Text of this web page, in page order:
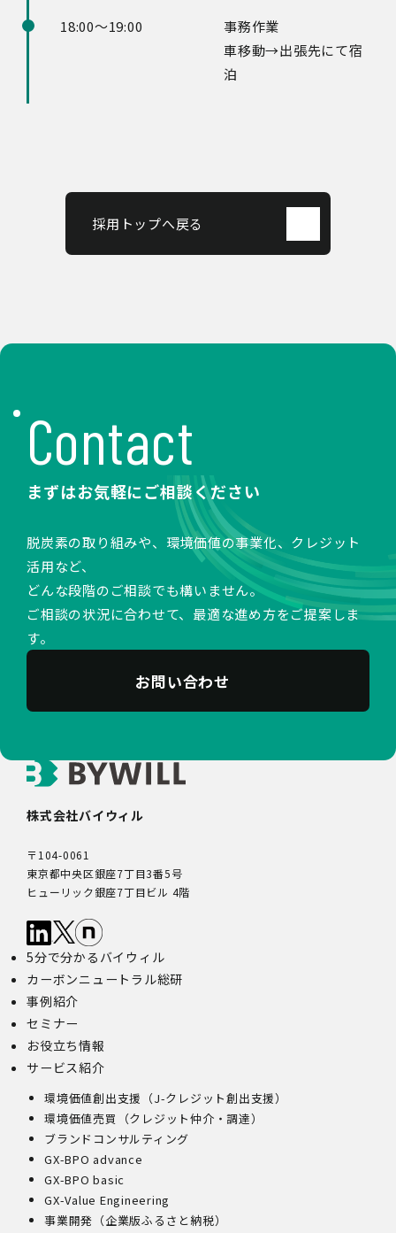
18:00～19:00
事務作業
車移動→出張先にて宿
泊
採用トップへ戻る
Contact
まずはお気軽にご相談ください
脱炭素の取り組みや、環境価値の事業化、クレジット
活用など、
どんな段階のご相談でも構いません。
ご相談の状況に合わせて、最適な進め方をご提案しま
す。
お問い合わせ
株式会社バイウィル
〒104-0061
東京都中央区銀座7丁目3番5号
ヒューリック銀座7丁目ビル 4階
5分で分かるバイウィル
カーボンニュートラル総研
事例紹介
セミナー
お役立ち情報
サービス紹介
環境価値創出支援（J-クレジット創出支援）
環境価値売買（クレジット仲介・調達）
ブランドコンサルティング
GX-BPO advance
GX-BPO basic
GX-Value Engineering
事業開発（企業版ふるさと納税）